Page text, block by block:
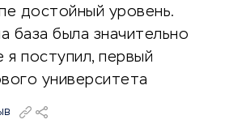
достойный уровень.
база была значительно
я поступил, первый
университета